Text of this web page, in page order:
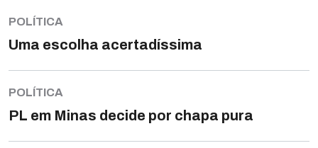
POLÍTICA
Uma escolha acertadíssima
POLÍTICA
PL em Minas decide por chapa pura